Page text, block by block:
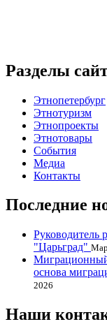
Разделы
Этнопетербург
Этнотуризм
Этнопроекты
Этнотовары
События
Медиа
Контакты
Последние
Руководитель
"Царьград"
Миграционный
основа
2026
Наши